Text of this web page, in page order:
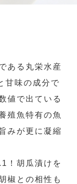
ある丸栄水産
甘味の成分で
値で出ている
殖魚特有の魚
みが更に凝縮
！胡瓜漬けを
椒との相性も